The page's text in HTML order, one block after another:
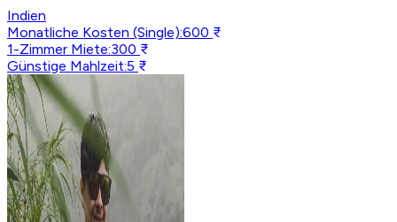
Indien
Monatliche Kosten (Single):600 ₹
1-Zimmer Miete:300 ₹
Günstige Mahlzeit:5 ₹